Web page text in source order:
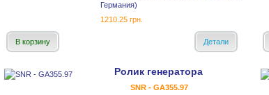
Германия)
1210.25 грн.
В корзину Детали
Ролик генератора
SNR - GA355.97